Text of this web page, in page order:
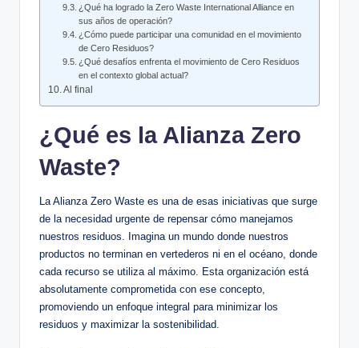
¿Qué ha logrado la Zero Waste International Alliance en
sus años de operación?
¿Cómo puede participar una comunidad en el movimiento
de Cero Residuos?
¿Qué desafíos enfrenta el movimiento de Cero Residuos
en el contexto global actual?
Al final
¿Qué es la Alianza Zero
Waste?
La Alianza Zero Waste es una de esas iniciativas que surge
de la necesidad urgente de repensar cómo manejamos
nuestros residuos. Imagina un mundo donde nuestros
productos no terminan en vertederos ni en el océano, donde
cada recurso se utiliza al máximo. Esta organización está
absolutamente comprometida con ese concepto,
promoviendo un enfoque integral para minimizar los
residuos y maximizar la sostenibilidad.